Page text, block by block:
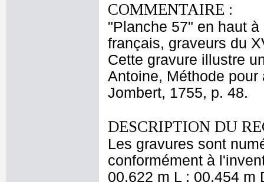
COMMENTAIRE :
"Planche 57" en haut
français, graveurs du
Cette gravure illustre
Antoine, Méthode
Jombert, 1755, p. 48.
DESCRIPTION DU
Les gravures sont
conformément à
00,622 m L : 00,454 m